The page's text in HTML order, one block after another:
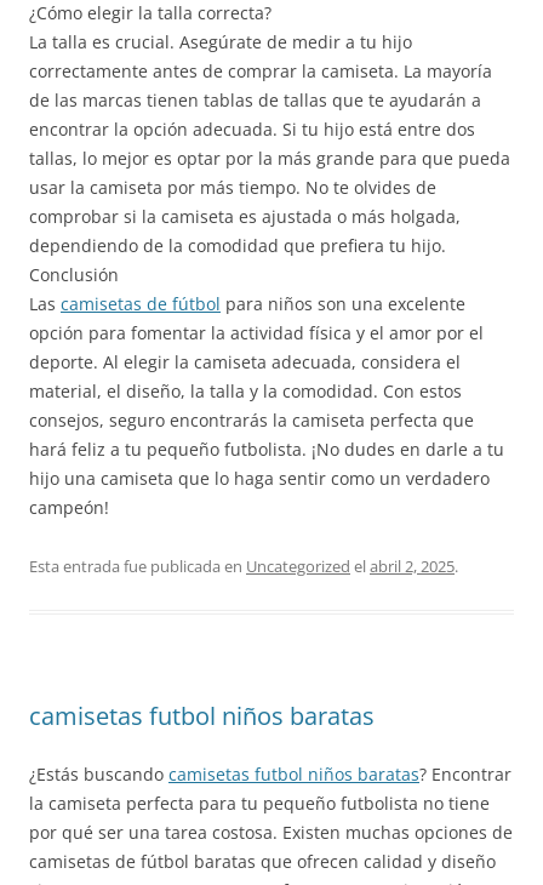
¿Cómo elegir la talla correcta?
La talla es crucial. Asegúrate de medir a tu hijo
correctamente antes de comprar la camiseta. La mayoría
de las marcas tienen tablas de tallas que te ayudarán a
encontrar la opción adecuada. Si tu hijo está entre dos
tallas, lo mejor es optar por la más grande para que pueda
usar la camiseta por más tiempo. No te olvides de
comprobar si la camiseta es ajustada o más holgada,
dependiendo de la comodidad que prefiera tu hijo.
Conclusión
Las camisetas de fútbol para niños son una excelente
opción para fomentar la actividad física y el amor por el
deporte. Al elegir la camiseta adecuada, considera el
material, el diseño, la talla y la comodidad. Con estos
consejos, seguro encontrarás la camiseta perfecta que
hará feliz a tu pequeño futbolista. ¡No dudes en darle a tu
hijo una camiseta que lo haga sentir como un verdadero
campeón!
Esta entrada fue publicada en Uncategorized elabril 2, 2025.
camisetas futbol niños baratas
¿Estás buscando camisetas futbol niños baratas? Encontrar
la camiseta perfecta para tu pequeño futbolista no tiene
por qué ser una tarea costosa. Existen muchas opciones de
camisetas de fútbol baratas que ofrecen calidad y diseño